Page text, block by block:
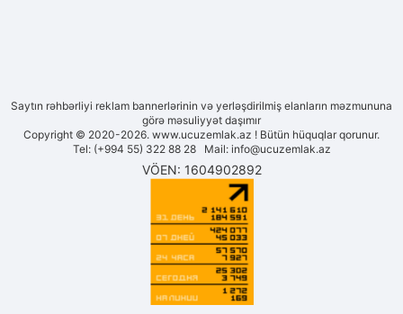
Saytın rəhbərliyi reklam bannerlərinin və yerləşdirilmiş elanların məzmununa
görə məsuliyyət daşımır
Copyright © 2020-2026. www.ucuzemlak.az ! Bütün hüquqlar qorunur.
Tel: (+994 55) 322 88 28 Mail: info@ucuzemlak.az
VÖEN: 1604902892